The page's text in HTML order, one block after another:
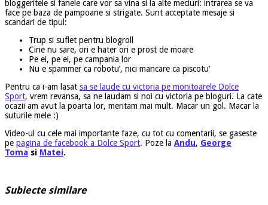
bloggeritele si fanele care vor sa vina si la alte meciuri: intrarea se va
face pe baza de pampoane si strigate. Sunt acceptate mesaje si
scandari de tipul:
Trup si suflet pentru blogroll
Cine nu sare, ori e hater ori e prost de moare
Pe ei, pe ei, pe campania lor
Nu e spammer ca robotu’, nici mancare ca piscotu’
Pentru ca i-am lasat sa se laude cu victoria pe monitoarele Dolce
Sport, vrem revansa, sa ne laudam si noi cu victoria pe bloguri. La cate
ocazii am avut la poarta lor, meritam mai mult. Macar un gol. Macar la
suturile mele :)
Video-ul cu cele mai importante faze, cu tot cu comentarii, se gaseste
pe pagina de facebook a Dolce Sport. Poze la Andu, George
Toma si Matei.
Subiecte similare